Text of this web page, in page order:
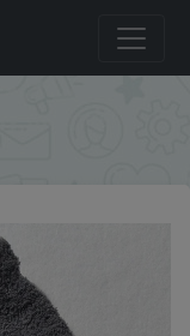
Gloves Winter
Full Finger